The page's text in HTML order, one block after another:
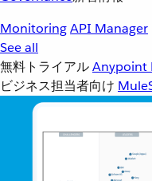
MonitoringAPI Manager
See all
無料トライアルAnypoint
ビジネス担当者向け